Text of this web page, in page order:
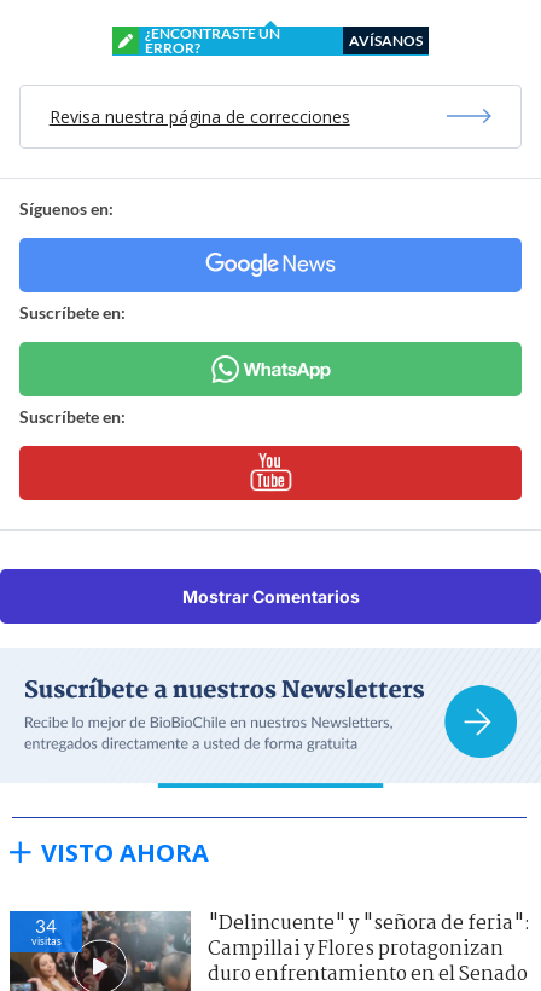
¿ENCONTRASTE UN
ERROR?
AVÍSANOS
Revisa nuestra página de correcciones
Síguenos en:
Suscríbete en:
Suscríbete en:
Mostrar Comentarios
VISTO AHORA
34
visitas
"Delincuente" y "señora de feria":
Campillai y Flores protagonizan
duro enfrentamiento en el Senado